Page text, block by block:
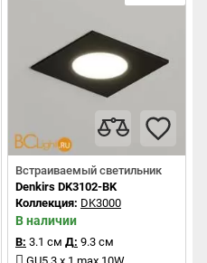
Встраиваемый светильник
Denkirs DK3102-BK
Коллекция: DK3000
В наличии
В: 3.1 см Д: 9.3 см